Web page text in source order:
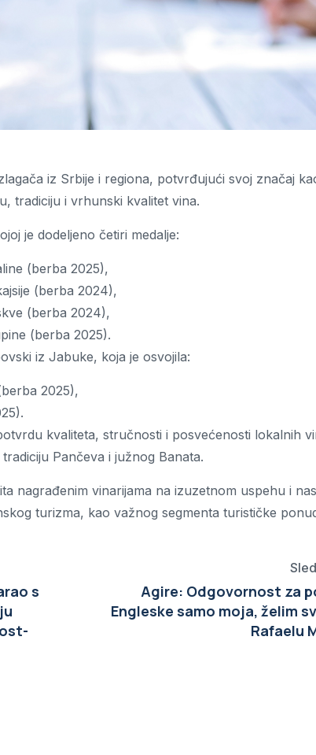
iz Srbije i regiona, potvrđujući svoj značaj
tradiciju i vrhunski kvalitet vina.
je dodeljeno četiri medalje:
(berba 2025),
(berba 2024),
(berba 2024),
(berba 2025).
iz Jabuke, koja je osvojila:
2025),
kvaliteta, stručnosti i posvećenosti lokalnih
Pančeva i južnog Banata.
nagrađenim vinarijama na izuzetnom uspehu i
turizma, kao važnog segmenta turističke
s
Agire: Odgovornost za
Engleske samo moja, želim
Rafaelu